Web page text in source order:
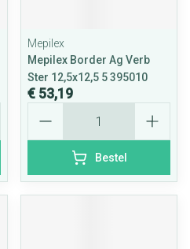
Mepilex
Mepilex Border Ag Verb
Ster 12,5x12,5 5 395010
€ 53,19
Bestel